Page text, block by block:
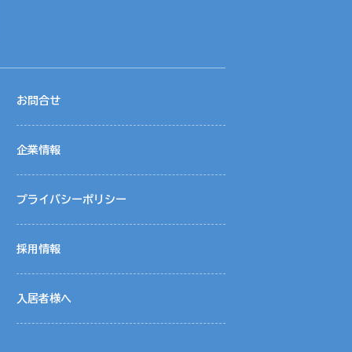
共同利用し、サポートしております。
ては、個人情報を預けることがあります。
持などによりお客様の個人情報の漏洩防止
お問合せ
企業情報
プライバシーポリシー
採用情報
入居者様へ